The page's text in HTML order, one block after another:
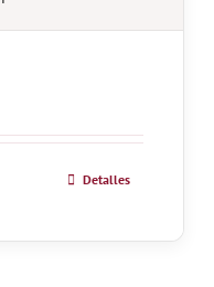
Detalles